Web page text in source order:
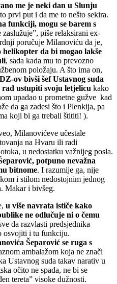
me je neki dan u Slunju
prvi put i da me to nešto sekira.
funkciji, mogu se barem s
zaslužuje”, piše relaksirani ex-
poručuje Milanoviću da je,
helikopter da bi mogao lakše
, sada kada mu to prevozno
položaju. A što ima on,
ov bivši šef Ustavnog suda
rad ustupiti svoju letjelicu kako
upadao u prometne gužve kad
da ga zadesi što i Plenkija, pa
koji bi ga trebali štititi! ).
Milanovićeve učestale
na Hvaru ili radi
u nedostatku važnijeg posla.
potpuno nevažna
bitnome. I razumije ga, nije
i stilom nedostojnim jednog
Makar i bivšeg.
u više navrata ističe kako
ne odlučuje ni o čemu
da razvlasti predsjednika
osvojiti i tu funkciju.
Šeparović se ruga s
ambalažom koja ne znači
Ustavnog suda takav narativ u
očito ne spada, ne bi se
tereta” visoke dužnosti.